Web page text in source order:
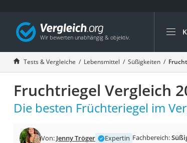
Die
Eiklar
Tests & Vergleiche Lebensmittel Süßigkeiten
Fruchtriegel Vergleich
Die besten Früchteriegel im
Von: Jenny Tröger Expertin Fachbereich: